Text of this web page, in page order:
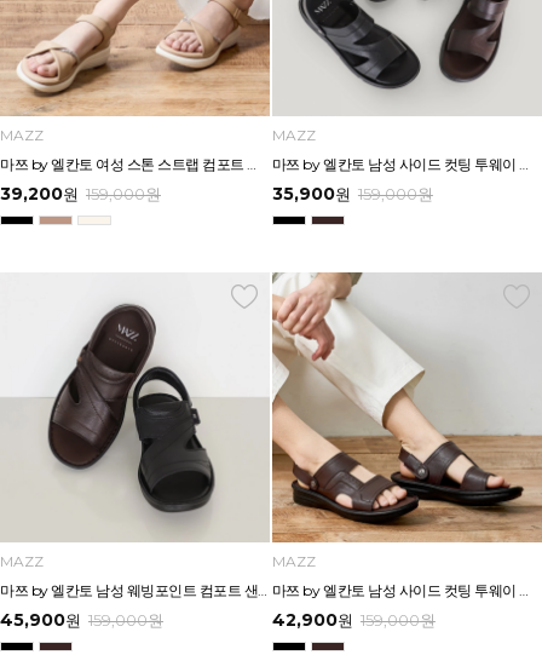
MAZZ
39,200원 159,000원
MAZZ
35,900원 159,000원
MAZZ
45,900원 159,000원
MAZZ
42,900원 159,000원